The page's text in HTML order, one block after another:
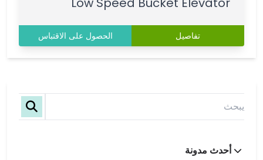
أحدث مدونة
تفاصيل الحصول على الاقتباس